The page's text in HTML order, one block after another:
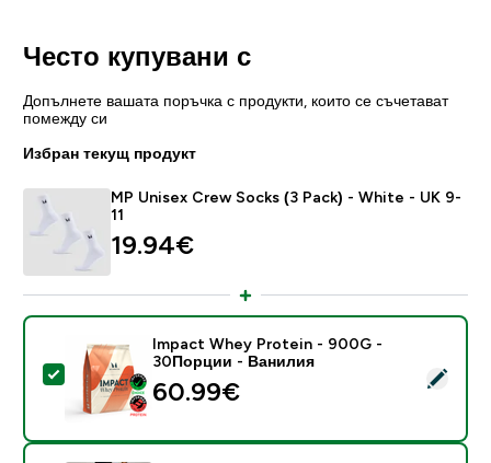
Често купувани с
Допълнете вашата поръчка с продукти, които се съчетават
помежду си
Избран текущ продукт
MP Unisex Crew Socks (3 Pack) - White - UK 9-
11
19.94€‎
Select this product - Impact Whey Protein - 900G -
Impact Whey Protein - 900G -
30Порции - Ванилия
60.99€‎